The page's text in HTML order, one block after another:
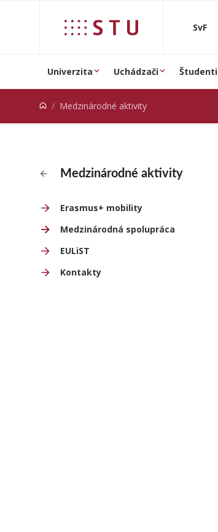
SvF
Univerzita Uchádzači Študenti
Medzinárodné aktivity
Medzinárodné aktivity
Erasmus+ mobility
Medzinárodná spolupráca
EULiST
Kontakty